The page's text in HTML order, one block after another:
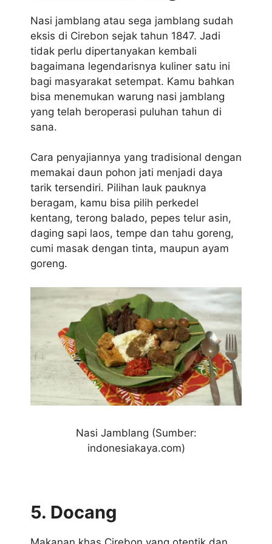
Nasi jamblang atau sega jamblang sudah
eksis di Cirebon sejak tahun 1847. Jadi
tidak perlu dipertanyakan kembali
bagaimana legendarisnya kuliner satu ini
bagi masyarakat setempat. Kamu bahkan
bisa menemukan warung nasi jamblang
yang telah beroperasi puluhan tahun di
sana.
Cara penyajiannya yang tradisional dengan
memakai daun pohon jati menjadi daya
tarik tersendiri. Pilihan lauk pauknya
beragam, kamu bisa pilih perkedel
kentang, terong balado, pepes telur asin,
daging sapi laos, tempe dan tahu goreng,
cumi masak dengan tinta, maupun ayam
goreng.
Nasi Jamblang (Sumber:
indonesiakaya.com)
5. Docang